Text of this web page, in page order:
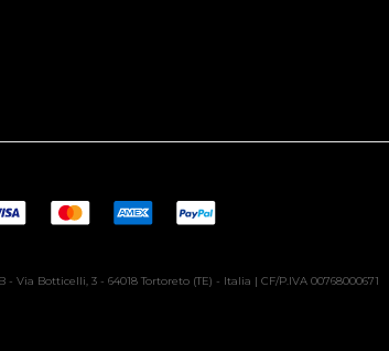
Via Botticelli, 3 - 64018 Tortoreto (TE) - Italia | CF/P.IVA 00768000671